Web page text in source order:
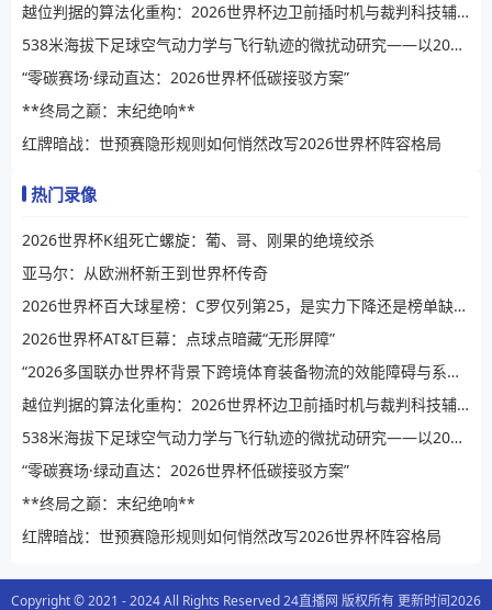
越位判据的算法化重构：2026世界杯边卫前插时机与裁判科技辅助决策的演进逻辑
538米海拔下足球空气动力学与飞行轨迹的微扰动研究——以2026世界杯BBVA球场为例
“零碳赛场·绿动直达：2026世界杯低碳接驳方案”
**终局之巅：末纪绝响**
红牌暗战：世预赛隐形规则如何悄然改写2026世界杯阵容格局
热门录像
2026世界杯K组死亡螺旋：葡、哥、刚果的绝境绞杀
亚马尔：从欧洲杯新王到世界杯传奇
2026世界杯百大球星榜：C罗仅列第25，是实力下降还是榜单缺乏公信力？
2026世界杯AT&T巨幕：点球点暗藏“无形屏障”
“2026多国联办世界杯背景下跨境体育装备物流的效能障碍与系统性提升路径”
越位判据的算法化重构：2026世界杯边卫前插时机与裁判科技辅助决策的演进逻辑
538米海拔下足球空气动力学与飞行轨迹的微扰动研究——以2026世界杯BBVA球场为例
“零碳赛场·绿动直达：2026世界杯低碳接驳方案”
**终局之巅：末纪绝响**
红牌暗战：世预赛隐形规则如何悄然改写2026世界杯阵容格局
Copyright © 2021 - 2024 All Rights Reserved 24直播网 版权所有 更新时间2026